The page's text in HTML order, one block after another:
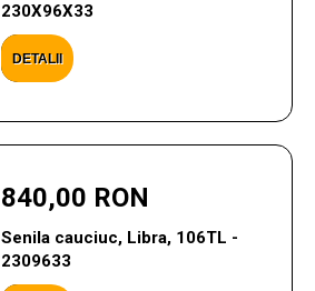
230X96X33
DETALII
840,00 RON
Senila cauciuc, Libra, 106TL -
2309633